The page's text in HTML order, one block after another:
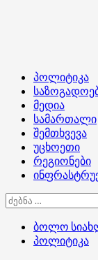
Primary
Menu
პოლიტიკა
მედია
სამართალი
შემთხვევა
უცხოეთი
რეგიონები
ძებნა:
ბოლო
პოლიტიკა